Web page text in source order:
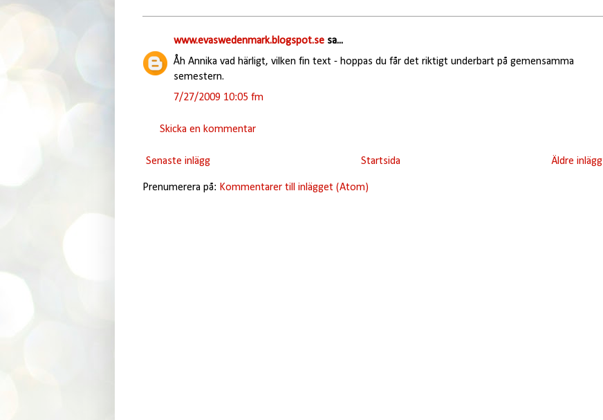
www.evaswedenmark.blogspot.sesa...
Åh Annika vad härligt, vilken fin text - hoppas du får det riktigt underbart på gemensamma
semestern.
7/27/2009 10:05 fm
Skicka en kommentar
Senaste inlägg Äldre inlägg
Startsida
Prenumerera på: Kommentarer till inlägget (Atom)